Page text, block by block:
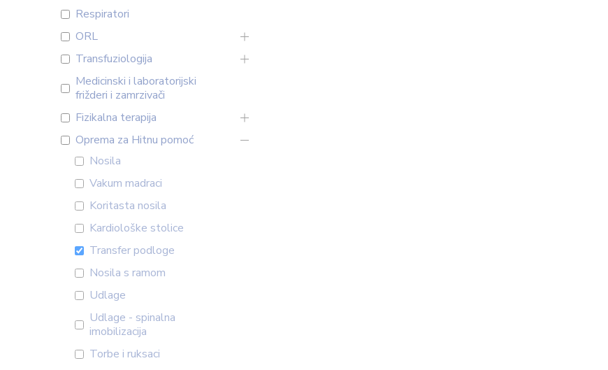
Respiratori
ORL
Transfuziologija
Medicinski i laboratorijski
frižderi i zamrzivači
Fizikalna terapija
Oprema za Hitnu pomoć
Nosila
Vakum madraci
Koritasta nosila
Kardiološke stolice
Transfer podloge
Nosila s ramom
Udlage
Udlage - spinalna
imobilizacija
Torbe i ruksaci